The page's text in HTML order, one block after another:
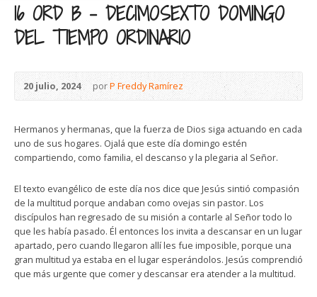
16 ORD B – DECIMOSEXTO DOMINGO
DEL TIEMPO ORDINARIO
20 julio, 2024 porP Freddy Ramírez
Hermanos y hermanas, que la fuerza de Dios siga actuando en cada
uno de sus hogares. Ojalá que este día domingo estén
compartiendo, como familia, el descanso y la plegaria al Señor.
El texto evangélico de este día nos dice que Jesús sintió compasión
de la multitud porque andaban como ovejas sin pastor. Los
discípulos han regresado de su misión a contarle al Señor todo lo
que les había pasado. Él entonces los invita a descansar en un lugar
apartado, pero cuando llegaron allí les fue imposible, porque una
gran multitud ya estaba en el lugar esperándolos. Jesús comprendió
que más urgente que comer y descansar era atender a la multitud.